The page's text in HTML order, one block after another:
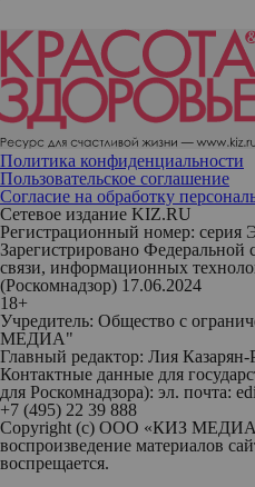
Политика конфиденциальности
Пользовательское соглашение
Согласие на обработку
Сетевое издание KIZ.RU
Регистрационный номер:
Зарегистрировано Федеральной
связи, информационных
(Роскомнадзор) 17.06.2024
18+
Учредитель: Общество с
МЕДИА"
Главный редактор: Лия
Контактные данные для
для Роскомнадзора): эл. почта:
+7 (495) 22 39 888
Copyright (с) ООО «КИЗ
воспроизведение материалов
воспрещается.